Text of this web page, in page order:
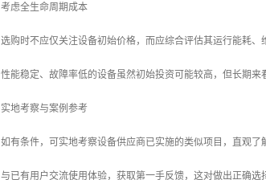
考虑全生命周期成本
选购时不应仅关注设备初始价格，而应综合评估其运行能耗
性能稳定、故障率低的设备虽然初始投资可能较高，但长期来
实地考察与案例参考
如有条件，可实地考察设备供应商已实施的类似项目，直观了
与已有用户交流使用体验，获取第一手反馈，这对做出正确选